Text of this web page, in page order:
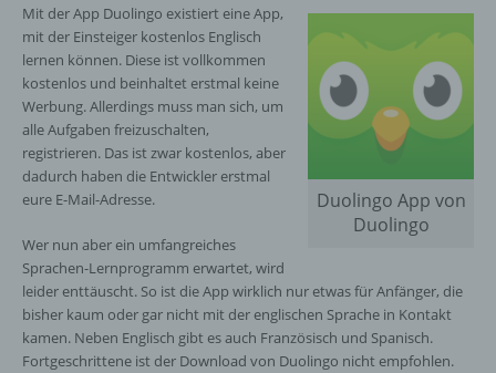
Duolingo App von
Duolingo
Mit der App Duolingo existiert eine App,
mit der Einsteiger kostenlos Englisch
lernen können. Diese ist vollkommen
kostenlos und beinhaltet erstmal keine
Werbung. Allerdings muss man sich, um
alle Aufgaben freizuschalten,
registrieren. Das ist zwar kostenlos, aber
dadurch haben die Entwickler erstmal
eure E-Mail-Adresse.
Wer nun aber ein umfangreiches
Sprachen-Lernprogramm erwartet, wird
leider enttäuscht. So ist die App wirklich nur etwas für Anfänger, die
bisher kaum oder gar nicht mit der englischen Sprache in Kontakt
kamen. Neben Englisch gibt es auch Französisch und Spanisch.
Fortgeschrittene ist der Download von Duolingo nicht empfohlen.